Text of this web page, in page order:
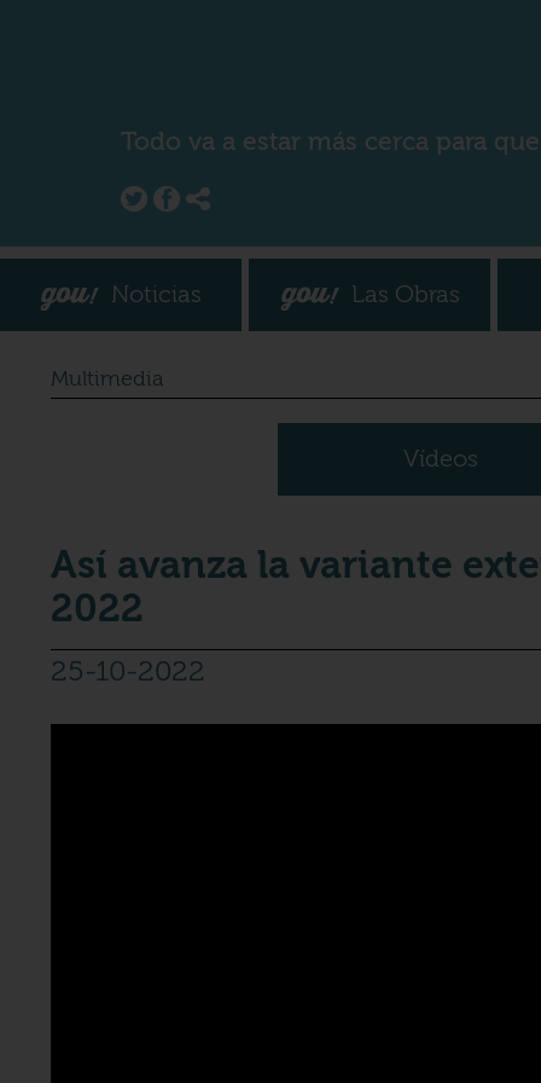
Todo va a estar más cerca para
Noticias Las Obras
Multimedia
Vídeos
Así avanza la variante
2022
25-10-2022